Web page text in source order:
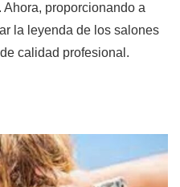
proporcionando a
la leyenda de los salones
calidad profesional.